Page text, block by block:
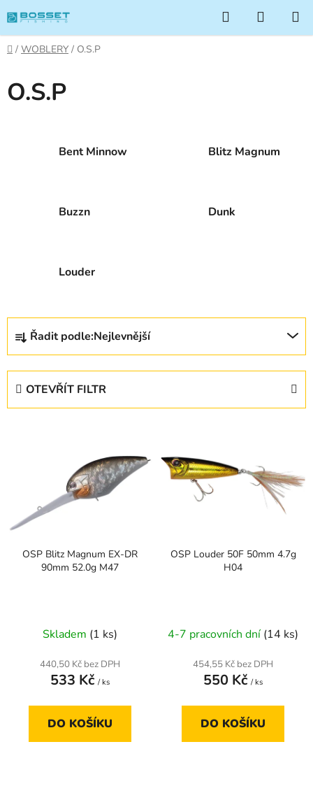
na
obsah
Hledat
KOŠÍK
Domů
/ WOBLERY / O.S.P
O.S.P
Bent Minnow Blitz Magnum
Buzzn Dunk
Louder
Ř
z
k
Řadit podle:Nejlevnější
OTEVŘÍT FILTR
p
OSP Blitz Magnum EX-DR
90mm 52.0g M47
Skladem (1 ks)
440,50 Kč bez DPH
533 Kč / ks
DO KOŠÍKU
OSP Louder 50F 50mm 4.7g
H04
4-7 pracovních dní (14 ks)
454,55 Kč bez DPH
550 Kč / ks
DO KOŠÍKU